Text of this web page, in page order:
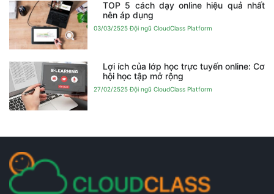
TOP 5 cách dạy online hiệu quả nhất
nên áp dụng
03/03/2525 Đội ngũ CloudClass Platform
Lợi ích của lớp học trực tuyến online: Cơ
hội học tập mở rộng
27/02/2525 Đội ngũ CloudClass Platform